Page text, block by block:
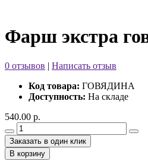
Фарш экстра
0 отзывов | Написать отзыв
Код товара: ГОВЯДИНА
Доступность: На складе
540.00 р.
Заказать в один клик
В корзину